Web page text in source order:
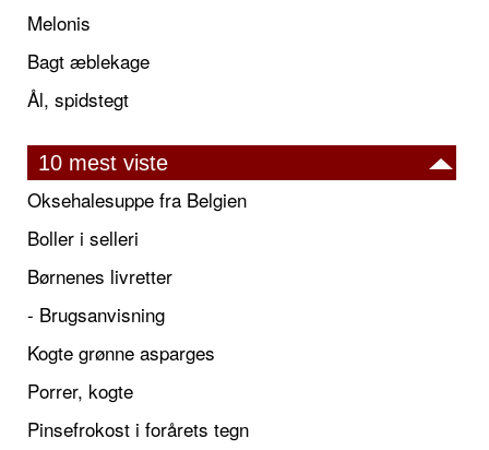
Melonis
Bagt æblekage
Ål, spidstegt
10 mest viste
Oksehalesuppe fra Belgien
Boller i selleri
Børnenes livretter
- Brugsanvisning
Kogte grønne asparges
Porrer, kogte
Pinsefrokost i forårets tegn